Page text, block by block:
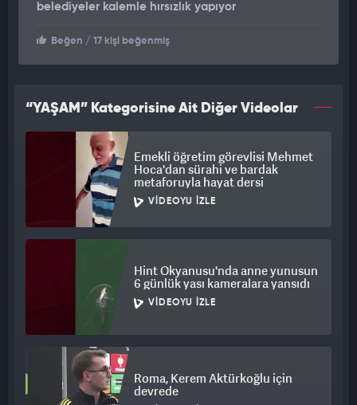
belediyeler kalemle hırsızlık yapıyor
Beğen / 17 kişi beğenmiş
“YAŞAM” Kategorisine Ait Diğer Videolar
Emekli öğretim görevlisi Mehmet
Hoca'dan sürahi ve bardak
metaforuyla hayat dersi
VIDEOYU İZLE
Hint Okyanusu'nda anne yunusun
6 günlük yası kameralara yansıdı
VIDEOYU İZLE
Roma, Kerem Aktürkoğlu için
devrede